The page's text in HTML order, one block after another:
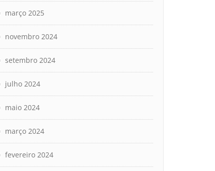
março 2025
novembro 2024
setembro 2024
julho 2024
maio 2024
março 2024
fevereiro 2024